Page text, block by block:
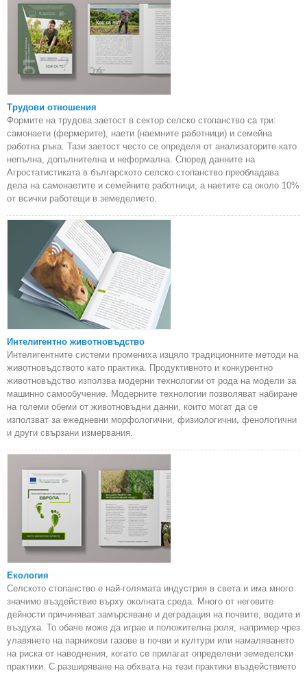
Трудови отношения
Формите на трудова заетост в сектор селско стопанство са три:
самонаети (фермерите), наети (наемните работници) и семейна
работна ръка. Тази заетост често се определя от анализаторите като
непълна, допълнителна и неформална. Според данните на
Агростатистиката в българското селско стопанство преобладава
дела на самонаетите и семейните работници, а наетите са около 10%
от всички работещи в земеделието.
Интелигентно животновъдство
Интелигентните системи промениха изцяло традиционните методи на
животновъдството като практика. Продуктивното и конкурентно
животновъдство използва модерни технологии от рода на модели за
машинно самообучение. Модерните технологии позволяват набиране
на големи обеми от животновъдни данни, които могат да се
използват за ежедневни морфологични, физиологични, фенологични
и други свързани измервания.
Екология
Селското стопанство е най-голямата индустрия в света и има много
значимо въздействие върху околната среда. Много от неговите
дейности причиняват замърсяване и деградация на почвите, водите и
въздуха. То обаче може да играе и положителна роля, например чрез
улавянето на парникови газове в почви и култури или намаляването
на риска от наводнения, когато се прилагат определени земеделски
практики. С разширяване на обхвата на тези практики въздействието